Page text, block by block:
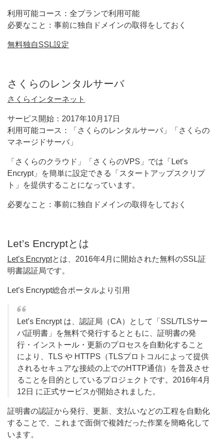
利用可能コース：全プランで利用可能
必要なこと：事前に独自ドメインの取得をしておく
無料独自SSL設定
さくらのレンタルサーバ
さくらインターネット
サービス開始：2017年10月17日
利用可能コース：「さくらのレンタルサーバ」「さくらの
マネージドサーバ」
「さくらのクラウド」「さくらのVPS」では「Let’s
Encrypt」を簡単に設定できる「スタートアップスクリプ
ト」を提供することになっています。
必要なこと：事前に独自ドメインの取得をしておく
Let’s Encryptとは
Let’s Encryptとは、2016年4月に開始された無料のSSL証
明書認証局です。
Let’s Encrypt総合ポータルより引用
Let’s Encrypt は、認証局（CA）として「SSL/TLSサー
バ証明書」を無料で発行するとともに、証明書の発
行・インストール・更新のプロセスを自動化すること
により、TLS や HTTPS（TLSプロトコルによって提供
されるセキュアな接続の上でのHTTP通信）を普及させ
ることを目的としているプロジェクトです。2016年4月
12日 に正式サービスが開始されました。
証明書の認証から発行、更新、支払いなどの工程を自動化
することで、これまで面倒で複雑だった作業を簡略化して
います。